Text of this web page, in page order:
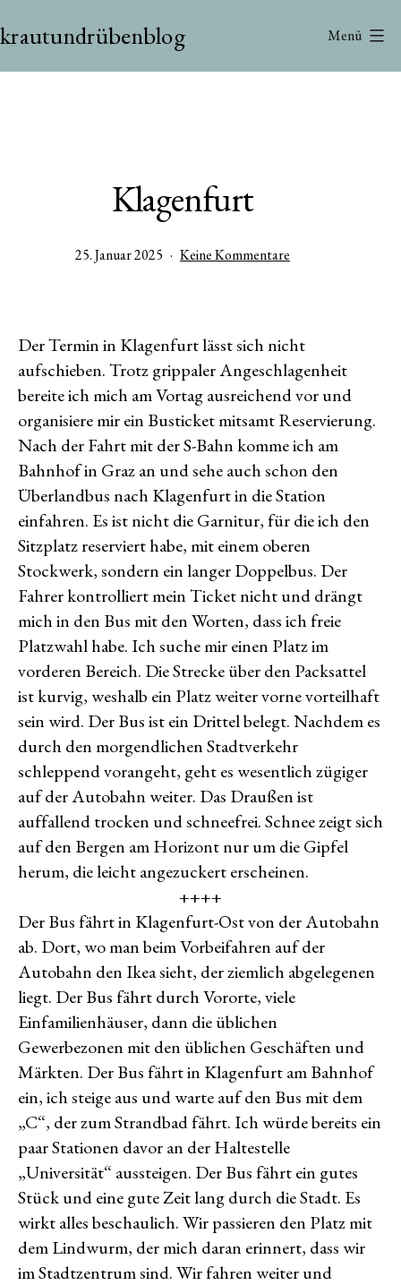
Inhalt
krautundrübenblog Menü
Klagenfurt
Veröffentlicht
25. Januar 2025 Keine Kommentare
Der Termin in Klagenfurt lässt sich nicht
aufschieben. Trotz grippaler Angeschlagenheit
bereite ich mich am Vortag ausreichend vor und
organisiere mir ein Busticket mitsamt Reservierung.
Nach der Fahrt mit der S-Bahn komme ich am
Bahnhof in Graz an und sehe auch schon den
Überlandbus nach Klagenfurt in die Station
einfahren. Es ist nicht die Garnitur, für die ich den
Sitzplatz reserviert habe, mit einem oberen
Stockwerk, sondern ein langer Doppelbus. Der
Fahrer kontrolliert mein Ticket nicht und drängt
mich in den Bus mit den Worten, dass ich freie
Platzwahl habe. Ich suche mir einen Platz im
vorderen Bereich. Die Strecke über den Packsattel
ist kurvig, weshalb ein Platz weiter vorne vorteilhaft
sein wird. Der Bus ist ein Drittel belegt. Nachdem es
durch den morgendlichen Stadtverkehr
schleppend vorangeht, geht es wesentlich zügiger
auf der Autobahn weiter. Das Draußen ist
auffallend trocken und schneefrei. Schnee zeigt sich
auf den Bergen am Horizont nur um die Gipfel
herum, die leicht angezuckert erscheinen.
++++
Der Bus fährt in Klagenfurt-Ost von der Autobahn
ab. Dort, wo man beim Vorbeifahren auf der
Autobahn den Ikea sieht, der ziemlich abgelegenen
liegt. Der Bus fährt durch Vororte, viele
Einfamilienhäuser, dann die üblichen
Gewerbezonen mit den üblichen Geschäften und
Märkten. Der Bus fährt in Klagenfurt am Bahnhof
ein, ich steige aus und warte auf den Bus mit dem
„C“, der zum Strandbad fährt. Ich würde bereits ein
paar Stationen davor an der Haltestelle
„Universität“ aussteigen. Der Bus fährt ein gutes
Stück und eine gute Zeit lang durch die Stadt. Es
wirkt alles beschaulich. Wir passieren den Platz mit
dem Lindwurm, der mich daran erinnert, dass wir
im Stadtzentrum sind. Wir fahren weiter und